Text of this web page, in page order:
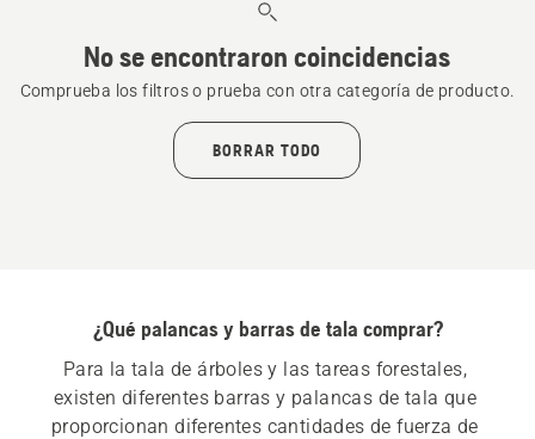
No se encontraron coincidencias
Comprueba los filtros o prueba con otra categoría de producto.
BORRAR TODO
¿Qué palancas y barras de tala comprar?
Para la tala de árboles y las tareas forestales,
existen diferentes barras y palancas de tala que
proporcionan diferentes cantidades de fuerza de